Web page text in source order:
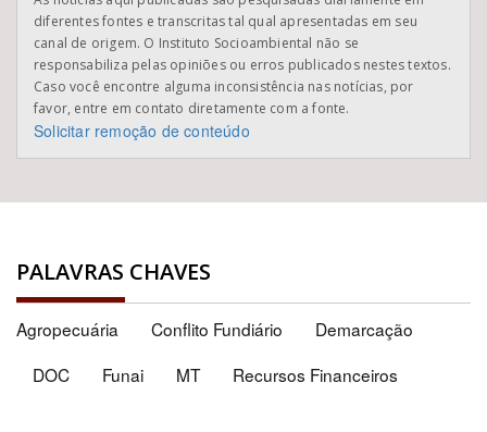
diferentes fontes e transcritas tal qual apresentadas em seu
canal de origem. O Instituto Socioambiental não se
responsabiliza pelas opiniões ou erros publicados nestes textos.
Caso você encontre alguma inconsistência nas notícias, por
favor, entre em contato diretamente com a fonte.
Solicitar remoção de conteúdo
PALAVRAS CHAVES
Agropecuária Conflito Fundiário
Demarcação
DOC
Funai MT Recursos Financeiros